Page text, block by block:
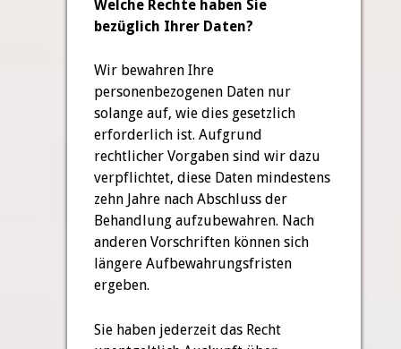
Welche Rechte haben Sie
bezüglich Ihrer Daten?
Wir bewahren Ihre
personenbezogenen Daten nur
solange auf, wie dies gesetzlich
erforderlich ist. Aufgrund
rechtlicher Vorgaben sind wir dazu
verpflichtet, diese Daten mindestens
zehn Jahre nach Abschluss der
Behandlung aufzubewahren. Nach
anderen Vorschriften können sich
längere Aufbewahrungsfristen
ergeben.
Sie haben jederzeit das Recht